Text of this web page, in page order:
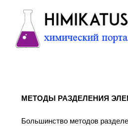
ХИМИЧЕСКАЯ
МЕТОДЫ РАЗДЕЛЕНИЯ
Большинство методов